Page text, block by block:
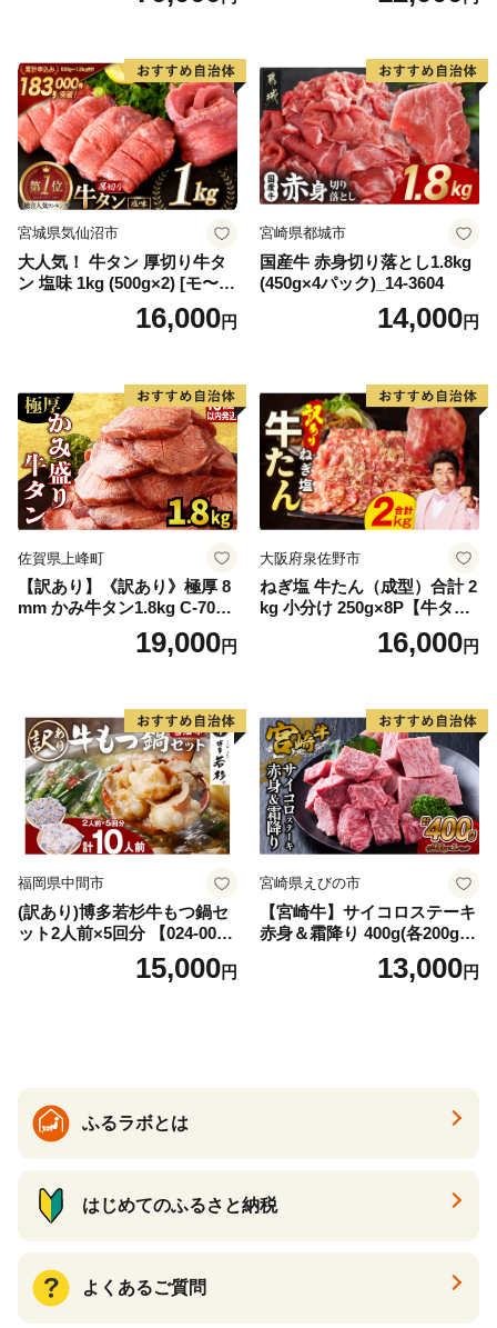
宮城県気仙沼市
大人気！ 牛タン 厚切り牛タ
ン 塩味 1kg (500g×2) [モ〜ラ
ンド 宮城県 気仙沼市 205646
60] 肉 牛肉 精肉 牛たん 牛タ
厚切り タン
16,000円
宮崎県都城市
国産牛 赤身切り落とし1.8kg
(450g×4パック)_14-3604
14,000円
佐賀県上峰町
【訳あり】《訳あり》極厚 8
mm かみ牛タン1.8kg C-709-
19,000円
大阪府泉佐野市
ねぎ塩 牛たん（成型）合計 2
kg 小分け 250g×8P【牛タン
牛肉 焼肉用 薄切り 訳あり サ
16,000円
福岡県中間市
(訳あり)博多若杉牛もつ鍋セ
ット2人前×5回分 【024-002
15,000円
宮崎県えびの市
【宮崎牛】サイコロステーキ
赤身＆霜降り 400g(各200g×
１P 計2P) 真空パック 冷凍
13,000円
ふるラボとは
はじめてのふるさと納税
よくあるご質問